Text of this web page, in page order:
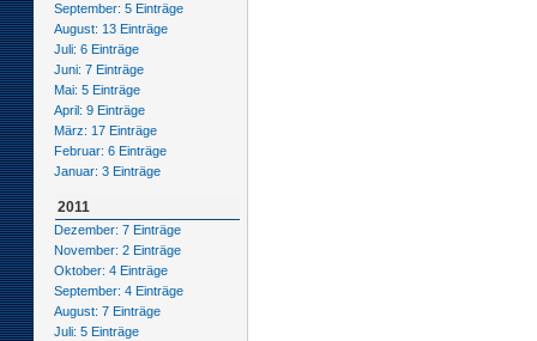
September: 5 Einträge
August: 13 Einträge
Juli: 6 Einträge
Juni: 7 Einträge
Mai: 5 Einträge
April: 9 Einträge
März: 17 Einträge
Februar: 6 Einträge
Januar: 3 Einträge
2011
Dezember: 7 Einträge
November: 2 Einträge
Oktober: 4 Einträge
September: 4 Einträge
August: 7 Einträge
Juli: 5 Einträge